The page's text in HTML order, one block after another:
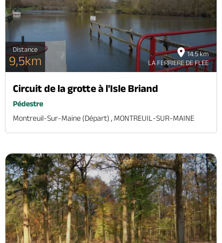
Brochures & Cartes Offices de tourisme Comment venir ? Ecrivez-nous
14.5 km
LA FERRIERE DE FLEE
Distance
9,5km
Circuit de la grotte à l'Isle Briand
Pédestre
Montreuil-Sur-Maine (départ) , MONTREUIL-SUR-MAINE